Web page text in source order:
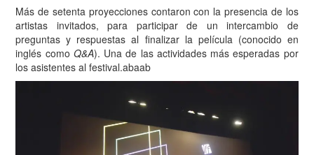
Más de setenta proyecciones contaron con la presencia de los
artistas invitados, para participar de un intercambio de
preguntas y respuestas al finalizar la película (conocido en
inglés como Q&A). Una de las actividades más esperadas por
los asistentes al festival.abaab